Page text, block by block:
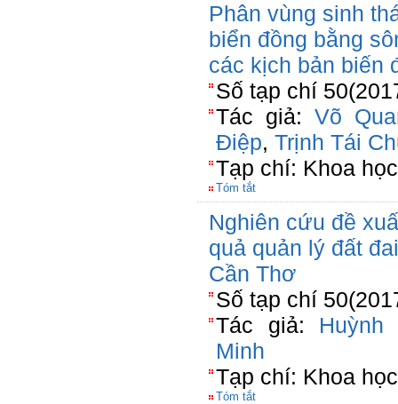
Phân vùng sinh
biển đồng bằng
các kịch bản biến
Số tạp chí
Tác giả:Võ
Điệp, Trịnh Tái
Tạp chí: Khoa
Tóm tắt
Nghiên cứu đề
quả quản lý đất
Cần Thơ
Số tạp chí
Tác giả: Huỳnh
Minh
Tạp chí: Khoa
Tóm tắt